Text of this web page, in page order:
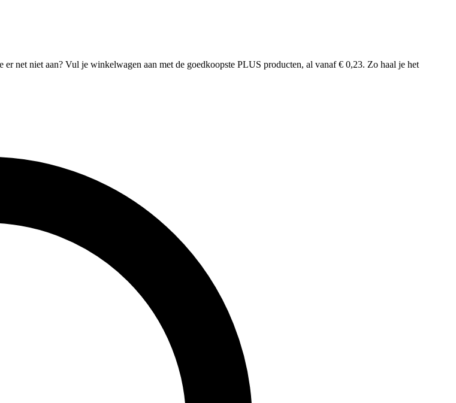
net niet aan? Vul je winkelwagen aan met de goedkoopste PLUS producten, al vanaf € 0,23. Zo haal je het